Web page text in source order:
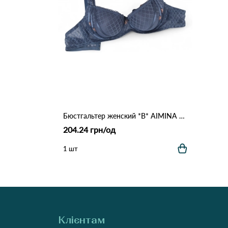
Бюстгальтер женский *B* AIMINA 0066 8,1 Синій
204.24 грн/од
1 шт
Клієнтам